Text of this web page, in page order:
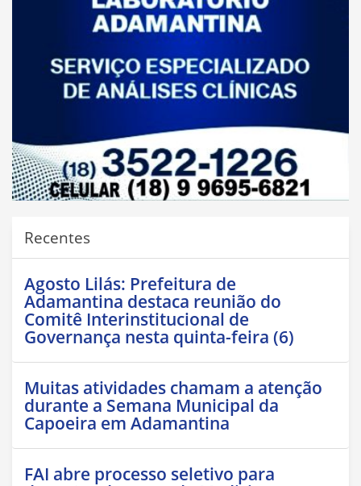
Recentes
Agosto Lilás: Prefeitura de
Adamantina destaca reunião do
Comitê Interinstitucional de
Governança nesta quinta-feira (6)
Muitas atividades chamam a atenção
durante a Semana Municipal da
Capoeira em Adamantina
FAI abre processo seletivo para